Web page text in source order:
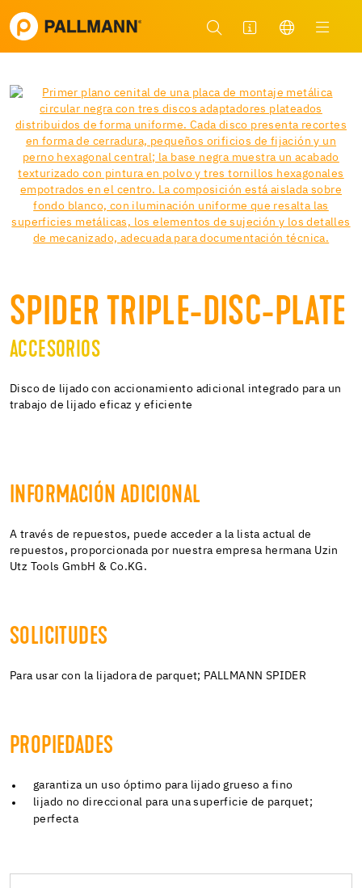
SPIDER TRIPLE-DISC-PLATE
ACCESORIOS
Disco de lijado con accionamiento adicional integrado para un
trabajo de lijado eficaz y eficiente
INFORMACIÓN ADICIONAL
A través de repuestos, puede acceder a la lista actual de
repuestos, proporcionada por nuestra empresa hermana Uzin
Utz Tools GmbH & Co.KG.
SOLICITUDES
Para usar con la lijadora de parquet; PALLMANN SPIDER
PROPIEDADES
garantiza un uso óptimo para lijado grueso a fino
lijado no direccional para una superficie de parquet;
perfecta